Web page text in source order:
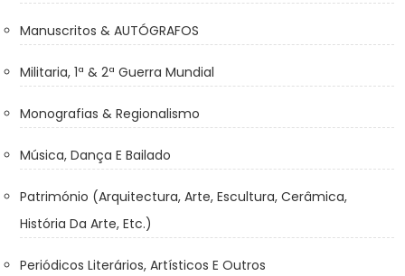
Manuscritos & AUTÓGRAFOS
Militaria, 1ª & 2ª Guerra Mundial
Monografias & Regionalismo
Música, Dança E Bailado
Património (Arquitectura, Arte, Escultura, Cerâmica,
História Da Arte, Etc.)
Periódicos Literários, Artísticos E Outros